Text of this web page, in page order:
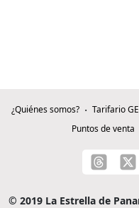
¿Quiénes somos? Tarifario
Puntos de venta
© 2019 La Estrella de